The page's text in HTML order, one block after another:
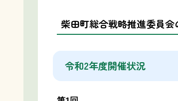
柴田町総合戦略推進委員会
令和2年度開催状況